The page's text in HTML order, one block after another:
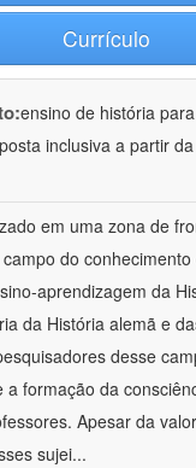
Currículo
ensino de história
inclusiva a partir
em uma zona de
do
aprendizagem da
da História alemã e
desse
a formação da
Apesar da
sujei...